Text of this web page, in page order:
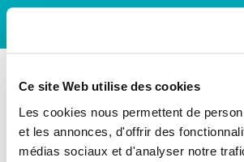
Ce site Web utilise des cookies
Les cookies nous permettent de
et les annonces, d'offrir des
médias sociaux et d'analyser notre